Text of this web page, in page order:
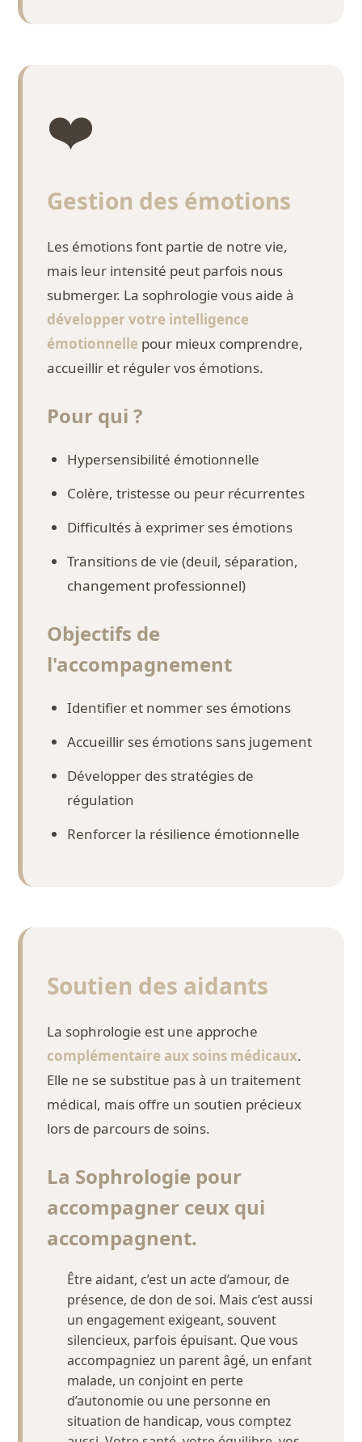
❤️
Gestion des émotions
Les émotions font partie de notre vie,
mais leur intensité peut parfois nous
submerger. La sophrologie vous aide à
développer votre intelligence
émotionnelle pour mieux comprendre,
accueillir et réguler vos émotions.
Pour qui ?
Hypersensibilité émotionnelle
Colère, tristesse ou peur récurrentes
Difficultés à exprimer ses émotions
Transitions de vie (deuil, séparation,
changement professionnel)
Objectifs de
l'accompagnement
Identifier et nommer ses émotions
Accueillir ses émotions sans jugement
Développer des stratégies de
régulation
Renforcer la résilience émotionnelle
Soutien des aidants
La sophrologie est une approche
complémentaire aux soins médicaux.
Elle ne se substitue pas à un traitement
médical, mais offre un soutien précieux
lors de parcours de soins.
La Sophrologie pour
accompagner ceux qui
accompagnent.
Être aidant, c’est un acte d’amour, de
présence, de don de soi. Mais c’est aussi
un engagement exigeant, souvent
silencieux, parfois épuisant. Que vous
accompagniez un parent âgé, un enfant
malade, un conjoint en perte
d’autonomie ou une personne en
situation de handicap, vous comptez